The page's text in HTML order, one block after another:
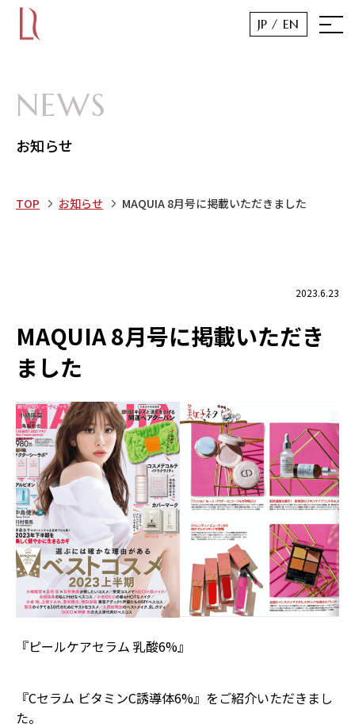
JP / EN
NEWS
お知らせ
TOP お知らせ MAQUIA 8月号に掲載いただきました
2023.6.23
MAQUIA 8月号に掲載いただき
ました
『ピールケアセラム 乳酸6%』
『Cセラム ビタミンC誘導体6%』をご紹介いただきまし
た。